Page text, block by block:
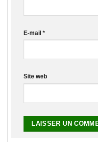
E-mail *
Site web